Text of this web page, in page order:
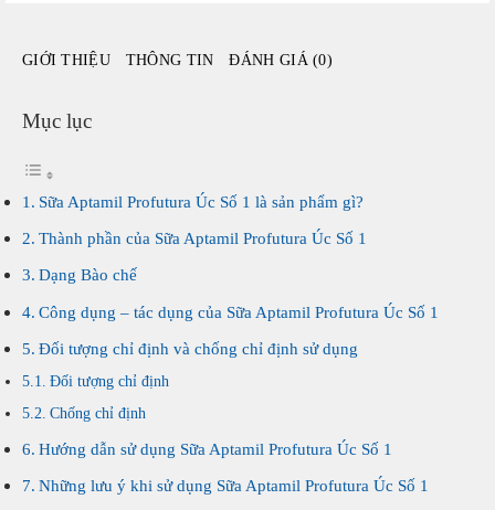
sốGIỚI THIỆU THÔNG TIN ĐÁNH GIÁ (0)
Mục lục
Sữa Aptamil Profutura Úc Số 1 là sản phẩm gì?
Thành phần của Sữa Aptamil Profutura Úc Số 1
Dạng Bào chế
Công dụng – tác dụng của Sữa Aptamil Profutura Úc Số 1
Đối tượng chỉ định và chống chỉ định sử dụng
Đối tượng chỉ định
Chống chỉ định
Hướng dẫn sử dụng Sữa Aptamil Profutura Úc Số 1
Những lưu ý khi sử dụng Sữa Aptamil Profutura Úc Số 1